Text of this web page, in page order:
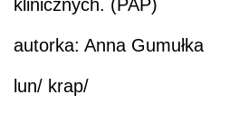
klinicznych. (PAP)
autorka: Anna Gumułka
lun/ krap/